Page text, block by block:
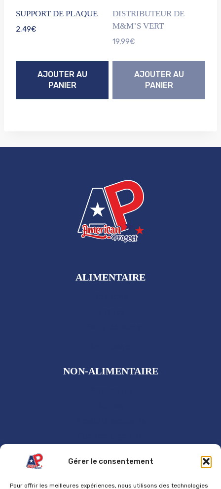
Gérer le consentement
Pour offrir les meilleures expériences, nous utilisons des technologies
SUPPORT DE PLAQUE
2,49€
AJOUTER AU
PANIER
DISTRIBUTEUR DE
M&M’S VERT
19,99€
AJOUTER AU
PANIER
ALIMENTAIRE
NON-ALIMENTAIRE
GÉNÉRAL